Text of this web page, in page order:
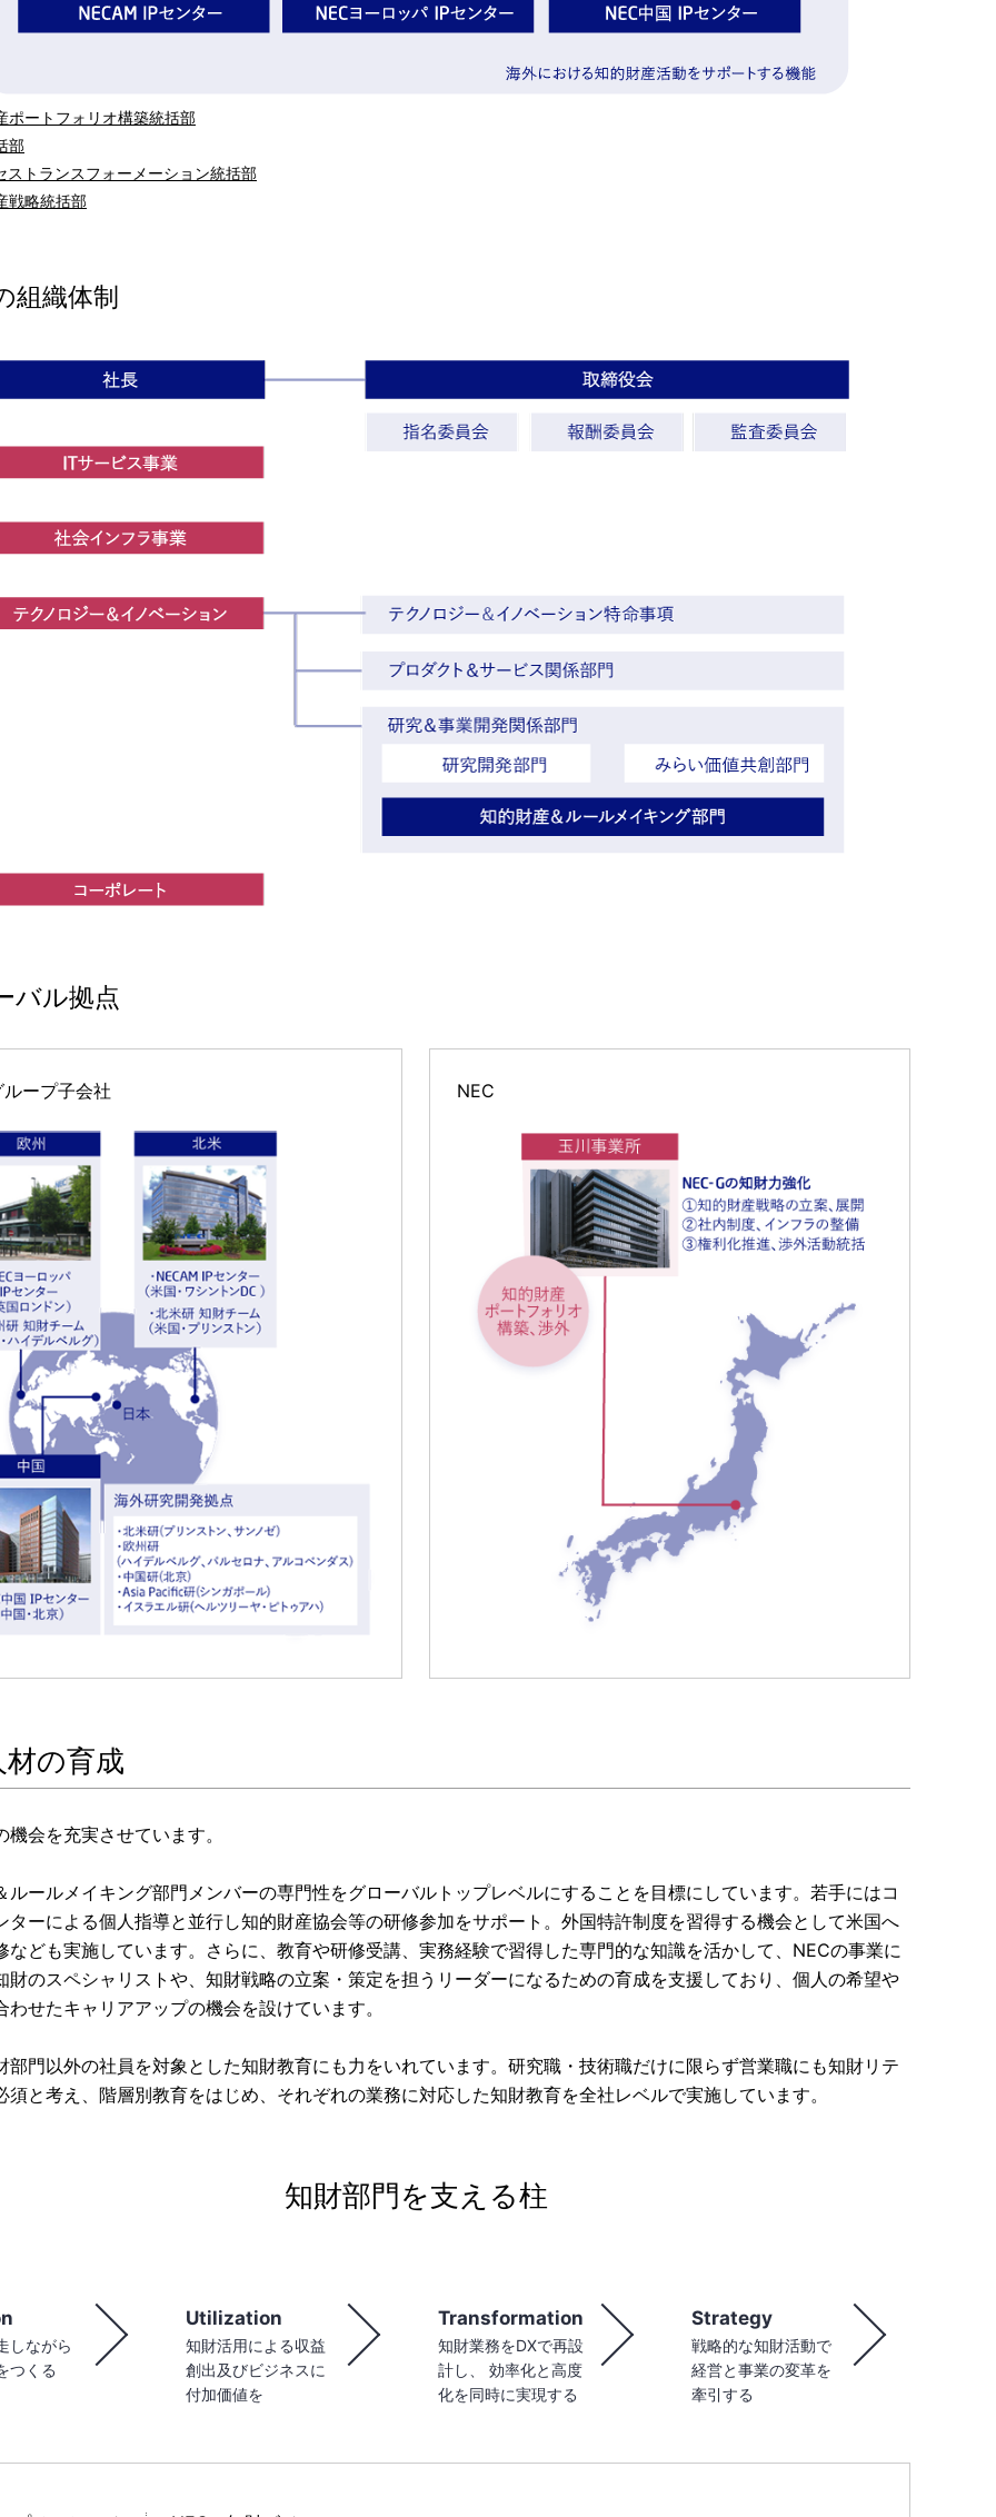
ポートフォリオ構築統括部
部
ストランスフォーメーション統括部
戦略統括部
組織体制
バル拠点
ープ子会社 NEC
の育成
機会を充実させています。
ルールメイキング部門メンバーの専門性をグローバルトップレベルにすることを目標にしています。若手にはコ
ターによる個人指導と並行し知的財産協会等の研修参加をサポート。外国特許制度を習得する機会として米国へ
なども実施しています。さらに、教育や研修受講、実務経験で習得した専門的な知識を活かして、NECの事業に
財のスペシャリストや、知財戦略の立案・策定を担うリーダーになるための育成を支援しており、個人の希望や
わせたキャリアアップの機会を設けています。
部門以外の社員を対象とした知財教育にも力をいれています。研究職・技術職だけに限らず営業職にも知財リテ
須と考え、階層別教育をはじめ、それぞれの業務に対応した知財教育を全社レベルで実施しています。
知財部門を支える柱
しながら
つくる
Utilization
知財活用による収益
創出及びビジネスに
付加価値を
Transformation
知財業務をDXで再設
計し、 効率化と高度
化を同時に実現する
Strategy
戦略的な知財活動で
経営と事業の変革を
牽引する